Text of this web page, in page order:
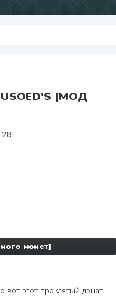
[МОД
монет]
этот проклятый донат